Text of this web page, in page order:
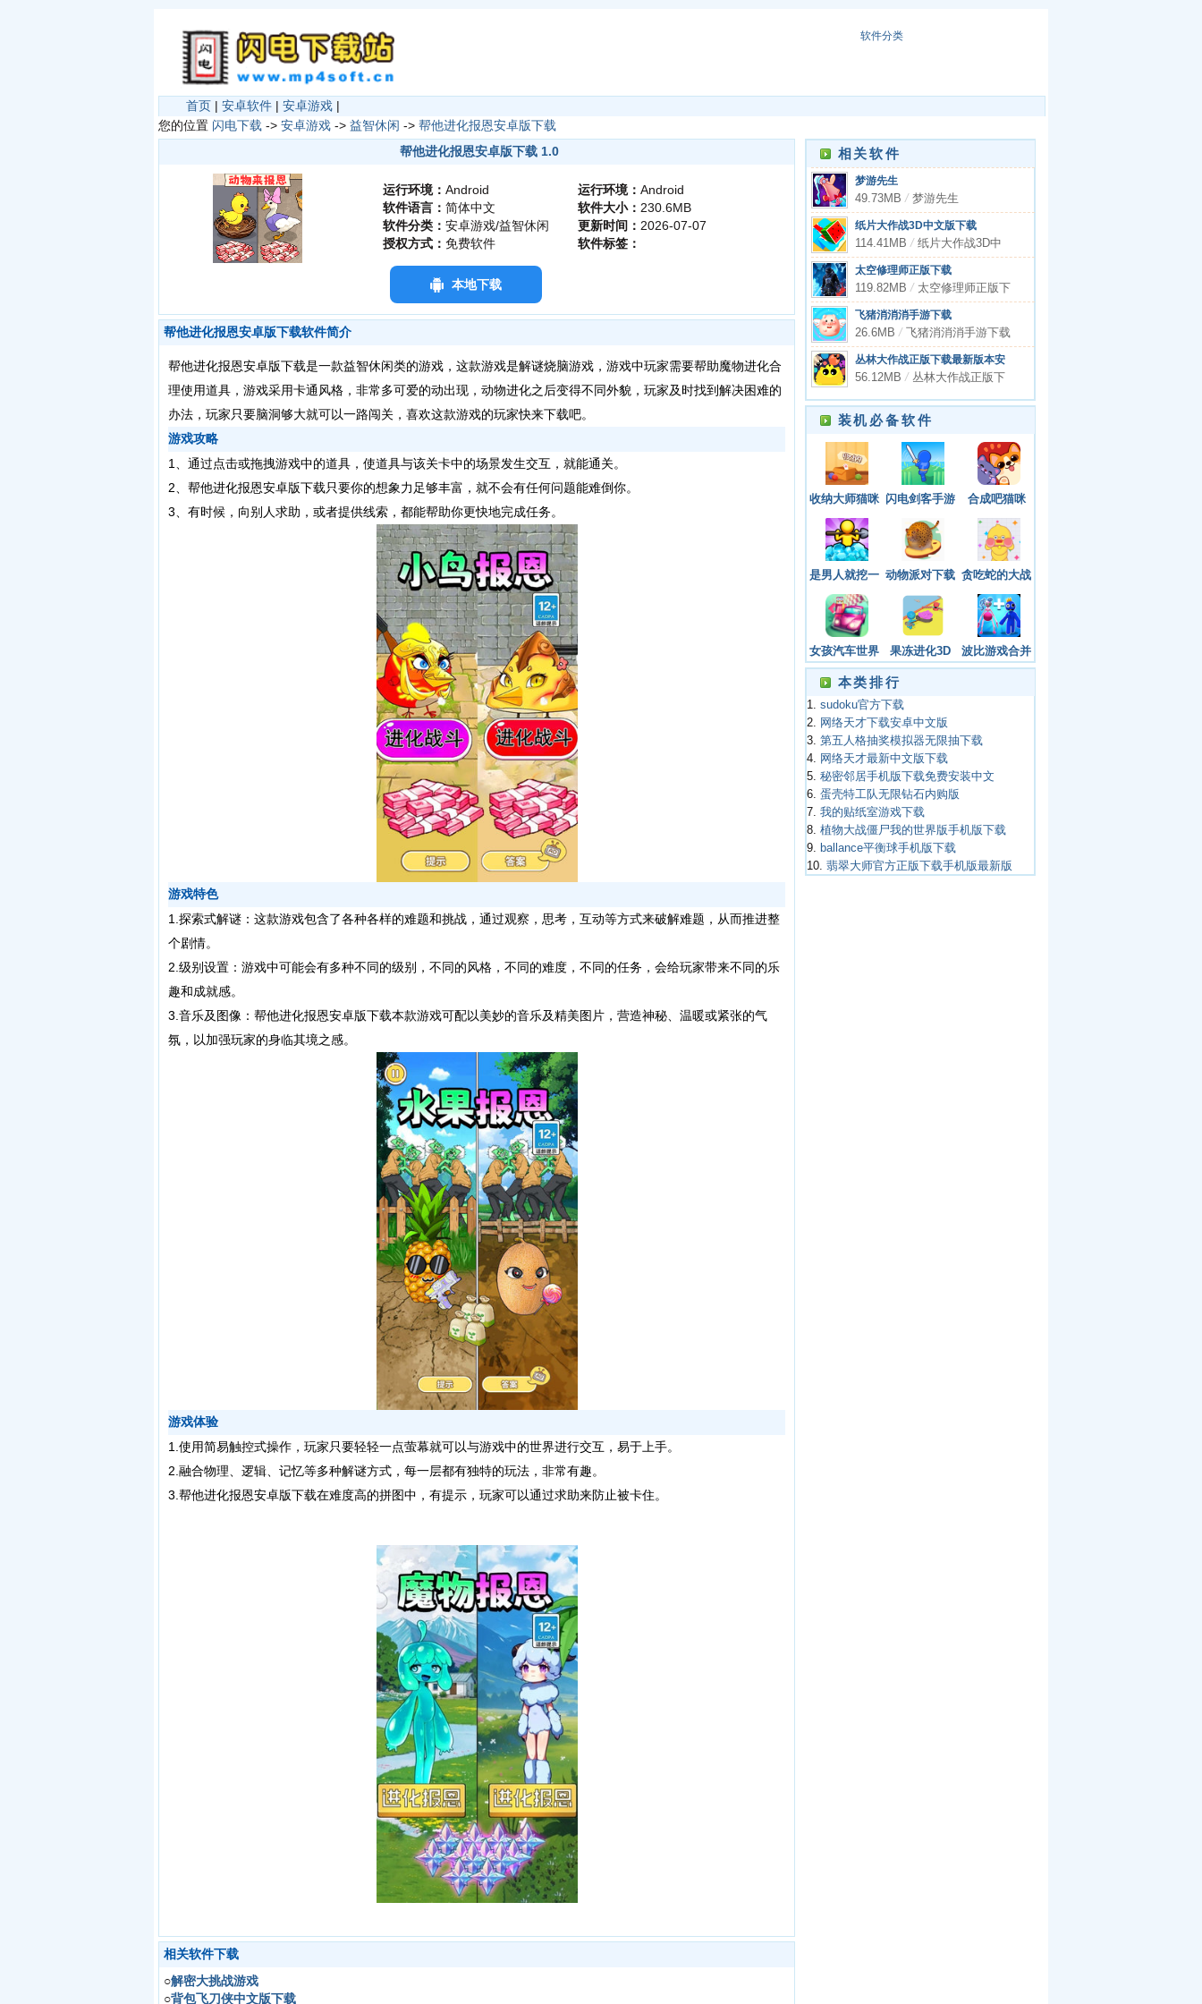
软件分类
首页 | 安卓软件 | 安卓游戏 |
您的位置 闪电下载 -> 安卓游戏 -> 益智休闲 -> 帮他进化报恩安卓版下载
帮他进化报恩安卓版下载 1.0
运行环境： Android
软件语言： 简体中文
软件分类： 安卓游戏/益智休闲
授权方式： 免费软件
本地下载
运行环境： Android
软件大小： 230.6MB
更新时间： 2026-07-07
软件标签：
帮他进化报恩安卓版下载软件简介
帮他进化报恩安卓版下载是一款益智休闲类的游戏，这款游戏是解谜烧脑游戏，游戏中玩家需要帮助魔物进化合
理使用道具，游戏采用卡通风格，非常多可爱的动出现，动物进化之后变得不同外貌，玩家及时找到解决困难的
办法，玩家只要脑洞够大就可以一路闯关，喜欢这款游戏的玩家快来下载吧。
游戏攻略
1、通过点击或拖拽游戏中的道具，使道具与该关卡中的场景发生交互，就能通关。
2、帮他进化报恩安卓版下载只要你的想象力足够丰富，就不会有任何问题能难倒你。
3、有时候，向别人求助，或者提供线索，都能帮助你更快地完成任务。
游戏特色
1.探索式解谜：这款游戏包含了各种各样的难题和挑战，通过观察，思考，互动等方式来破解难题，从而推进整
个剧情。
2.级别设置：游戏中可能会有多种不同的级别，不同的风格，不同的难度，不同的任务，会给玩家带来不同的乐
趣和成就感。
3.音乐及图像：帮他进化报恩安卓版下载本款游戏可配以美妙的音乐及精美图片，营造神秘、温暖或紧张的气
氛，以加强玩家的身临其境之感。
游戏体验
1.使用简易触控式操作，玩家只要轻轻一点萤幕就可以与游戏中的世界进行交互，易于上手。
2.融合物理、逻辑、记忆等多种解谜方式，每一层都有独特的玩法，非常有趣。
3.帮他进化报恩安卓版下载在难度高的拼图中，有提示，玩家可以通过求助来防止被卡住。
相关软件下载
○解密大挑战游戏
○背包飞刀侠中文版下载
相关软件
梦游先生
49.73MB /梦游先生
纸片大作战3D中文版下载
114.41MB /纸片大作战3D中
文版下载
太空修理师正版下载
119.82MB /太空修理师正版下
载
飞猪消消消手游下载
26.6MB /飞猪消消消手游下载
丛林大作战正版下载最新版本安
装2023
56.12MB /丛林大作战正版下
装机必备软件
收纳大师猫咪
整理达人物语
游戏最新版
闪电剑客手游
最新版本
合成吧猫咪
是男人就挖一
百层游戏下载
2022最新版安
卓版
动物派对下载
安装正版
贪吃蛇的大战
游戏下载
女孩汽车世界
果冻进化3D
下载安装手机
波比游戏合并
大师中文版下
本类排行
1. sudoku官方下载
2.
网络天才下载安卓中文版
3. 第五人格抽奖模拟器无限抽下载
4.
网络天才最新中文版下载
5. 秘密邻居手机版下载免费安装中文
6. 蛋壳特工队无限钻石内购版
7. 我的贴纸室游戏下载
8. 植物大战僵尸我的世界版手机版下载
9.
ballance平衡球手机版下载
10. 翡翠大师官方正版下载手机版最新版